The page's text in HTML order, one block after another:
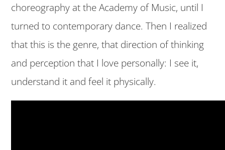
choreography at the Academy of Music, until I
turned to contemporary dance. Then I realized
that this is the genre, that direction of thinking
and perception that I love personally: I see it,
understand it and feel it physically.